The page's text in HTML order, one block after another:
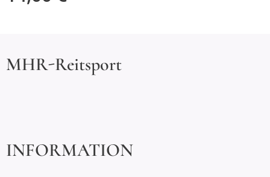
MHR-Reitsport
INFORMATION